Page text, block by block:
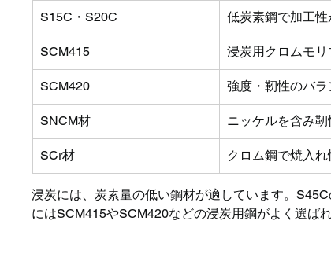
S15C・S20C 低炭素鋼で加工性
SCM415 浸炭用クロムモリ
SCM420 強度・靭性のバ
SNCM材 ニッケルを含み靭
SCr材 クロム鋼で焼入
浸炭には、炭素量の低い鋼材が適しています。
にはSCM415やSCM420などの浸炭用鋼がよく選ばれ